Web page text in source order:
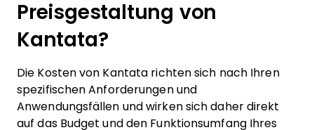
Preisgestaltung von
Kantata?
Die Kosten von Kantata richten sich nach Ihren
spezifischen Anforderungen und
Anwendungsfällen und wirken sich daher direkt
auf das Budget und den Funktionsumfang Ihres